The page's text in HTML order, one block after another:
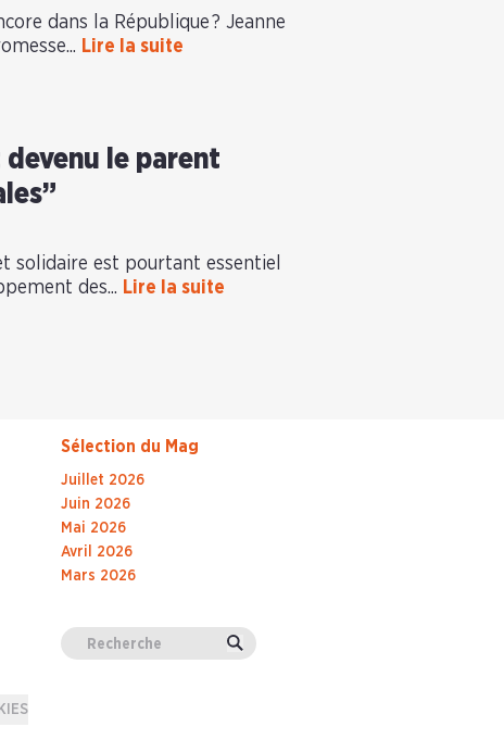
dans la République ? Jeanne
Lire la suite
devenu le parent
solidaire est pourtant essentiel
des... Lire la suite
Sélection du Mag
Juillet 2026
Juin 2026
Mai 2026
Avril 2026
Mars 2026
Valider